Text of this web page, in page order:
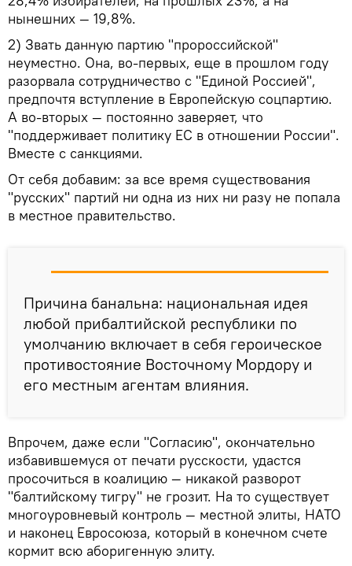
нынешних — 19,8%.
2) Звать данную партию "пророссийской"
неуместно. Она, во-первых, еще в прошлом году
разорвала сотрудничество с "Единой Россией",
предпочтя вступление в Европейскую cоцпартию.
А во-вторых — постоянно заверяет, что
"поддерживает политику ЕС в отношении России".
Вместе с санкциями.
От себя добавим: за все время существования
"русских" партий ни одна из них ни разу не попала
в местное правительство.
Причина банальна: национальная идея
любой прибалтийской республики по
умолчанию включает в себя героическое
противостояние Восточному Мордору и
его местным агентам влияния.
Впрочем, даже если "Согласию", окончательно
избавившемуся от печати русскости, удастся
просочиться в коалицию — никакой разворот
"балтийскому тигру" не грозит. На то существует
многоуровневый контроль — местной элиты, НАТО
и наконец Евросоюза, который в конечном счете
кормит всю аборигенную элиту.